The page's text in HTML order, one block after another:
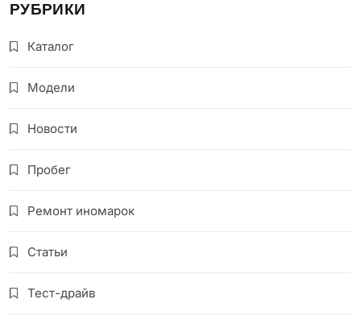
РУБРИКИ
Каталог
Модели
Новости
Пробег
Ремонт иномарок
Статьи
Тест-драйв